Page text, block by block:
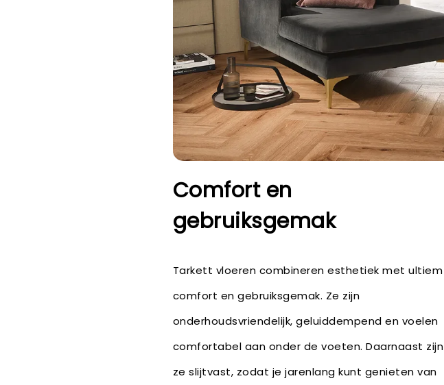
Comfort en
gebruiksgemak
Tarkett vloeren combineren esthetiek met ultiem
comfort en gebruiksgemak. Ze zijn
onderhoudsvriendelijk, geluiddempend en voelen
comfortabel aan onder de voeten. Daarnaast zijn
ze slijtvast, zodat je jarenlang kunt genieten van